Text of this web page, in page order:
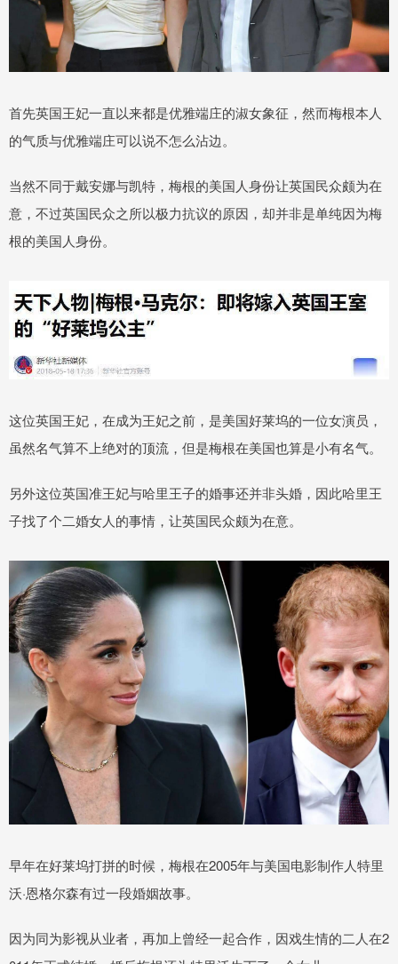
首先英国王妃一直以来都是优雅端庄的淑女象征，然而梅根本人
的气质与优雅端庄可以说不怎么沾边。
当然不同于戴安娜与凯特，梅根的美国人身份让英国民众颇为在
意，不过英国民众之所以极力抗议的原因，却并非是单纯因为梅
根的美国人身份。
这位英国王妃，在成为王妃之前，是美国好莱坞的一位女演员，
虽然名气算不上绝对的顶流，但是梅根在美国也算是小有名气。
另外这位英国准王妃与哈里王子的婚事还并非头婚，因此哈里王
子找了个二婚女人的事情，让英国民众颇为在意。
早年在好莱坞打拼的时候，梅根在2005年与美国电影制作人特里
沃·恩格尔森有过一段婚姻故事。
因为同为影视从业者，再加上曾经一起合作，因戏生情的二人在2